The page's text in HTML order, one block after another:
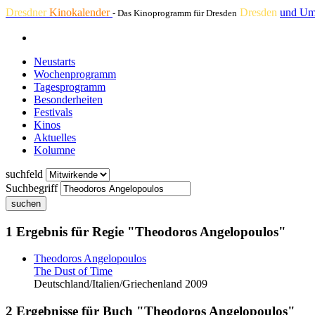
DresdnerKinokalender - Das Kinoprogramm für Dresden Dresden und
Neustarts
Wochenprogramm
Tagesprogramm
Besonderheiten
Festivals
Kinos
Aktuelles
Kolumne
suchfeld
Suchbegriff
suchen
1 Ergebnis für Regie "Theodoros Angelopoulos"
Theodoros Angelopoulos
The Dust of Time
Deutschland/Italien/Griechenland 2009
2 Ergebnisse für Buch "Theodoros Angelopoulos"